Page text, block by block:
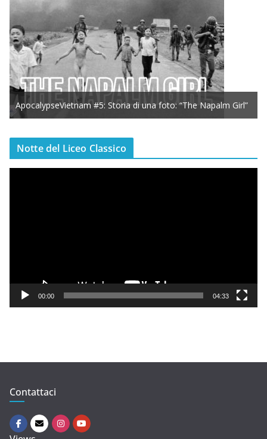
ApocalypseVietnam #5: Storia di una foto: “The Napalm Girl”
Notte del Liceo Classico
e
00:00 04:33
Contattaci